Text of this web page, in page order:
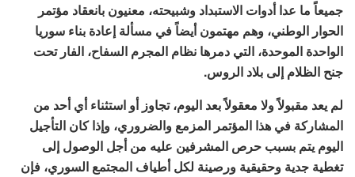
جميعاً ما عدا أدوات الاستبداد وشبيحته، معنيون بانعقاد مؤتمر
الحوار الوطني، وهم مهتمون أيضاً في مسألة إعادة بناء سوريا
الواحدة الموحدة، التي دمرها نظام المجرم السفاح، الفار تحت
جنح الظلام إلى بلاد الروس.
لم يعد مقبولاً ولا معقولاً بعد اليوم، تجاوز أو استثناء أي أحد من
المشاركة في هذا المؤتمر المزمع والضروري، وإذا كان التأجيل
اليوم يتم بسبب حرص المشرفين عليه من أجل الوصول إلى
تغطية جدية وحقيقية ورصينة لكل أطياف المجتمع السوري، فإن